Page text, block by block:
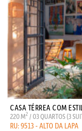
CASA TÉRREA COM
220 M2 / 03 QUARTOS (3
RU: 9513 - ALTO DA LAPA